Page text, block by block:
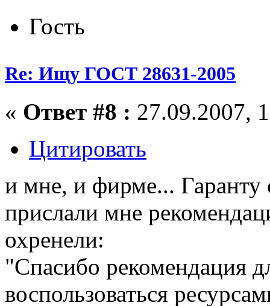
Гость
Re: Ищу ГОСТ 28631-2005
« Ответ #8 : 27.09.2007,
Цитировать
и мне, и фирме... Гаранту
прислали мне
охренели:
"Спасибо рекомендация
воспользоваться